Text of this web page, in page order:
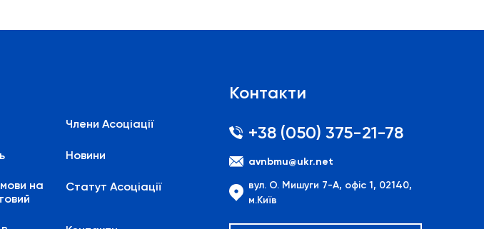
Члени Асоціації
Новини
на
Статут Асоціації
Контакти
+38 (050) 375-21-78
avnbmu@ukr.net
вул. О. Мишуги 7-А, офіс 1, 02140,
м.Київ